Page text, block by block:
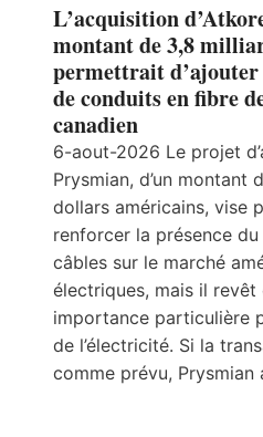
L’acquisition
montant de 3,8
permettrait d’ajouter
de conduits en fibre
canadien
6-aout-2026 Le projet
Prysmian, d’un montant
dollars américains, vise
renforcer la présence
câbles sur le marché
électriques, mais il revêt
importance particulière
de l’électricité. Si la
comme prévu, Prysmian